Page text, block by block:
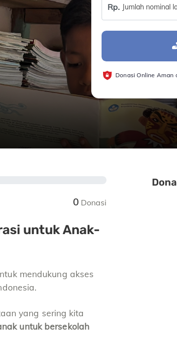
Rp. Jumlah nominal
Donasi Online Aman
0 Donasi
untuk Anak-
mendukung akses
yang sering kita
untuk bersekolah